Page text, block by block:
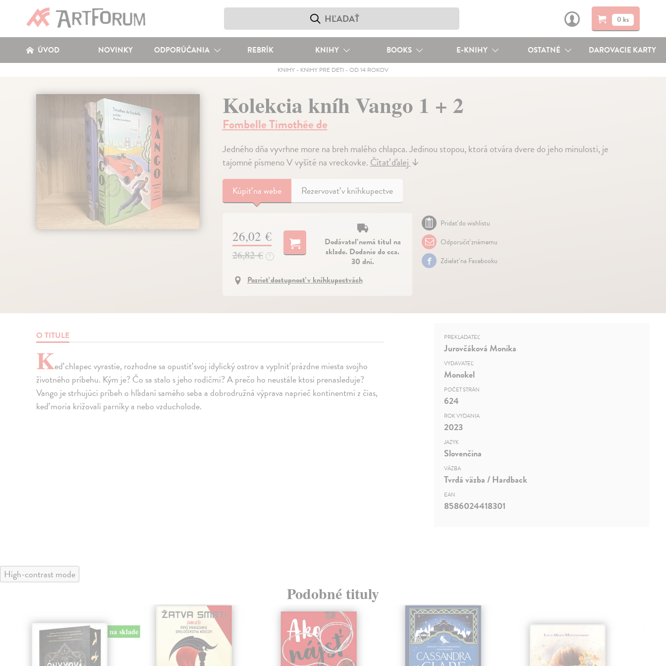
0 ks
ÚVOD NOVINKY ODPORÚČANIA REBRÍK KNIHY BOOKS E-KNIHY OSTATNÉ DAROVACIE KARTY
KNIHY- KNIHY PRE DETI - OD 14 ROKOV
Kolekcia kníh Vango 1 + 2
Fombelle Timothée de
Jedného dňa vyvrhne more na breh malého chlapca. Jedinou stopou, ktorá otvára dvere do jeho minulosti, je
tajomné písmeno V vyšité na vreckovke.Čítať ďalej↓
Kúpiťna webe Rezervovať v kníhkupectve
26,02 €
26,82 € ?
Dodávateľ nemá titul na
sklade. Dodanie do cca.
30 dní.
Pozrieť dostupnosť v kníhkupectvách
Pridať do wishlistu
Odporučiť známemu
Zdielať na Facebooku
O TITULE
Keď chlapec vyrastie, rozhodne sa opustiť svoj idylický ostrov a vyplniť prázdne miesta svojho
životného príbehu. Kým je? Čo sa stalo s jeho rodičmi? A prečo ho neustále ktosi prenasleduje?
Vango je strhujúci príbeh o hľadaní samého seba a dobrodružná výprava naprieč kontinentmi z čias,
keď moria križovali parníky a nebo vzducholode.
PREKLADATEĽ
Jurovčáková Monika
VYDAVATEĽ
Monokel
POČET STRÁN
624
ROK VYDANIA
2023
JAZYK
Slovenčina
VÄZBA
Tvrdá väzba / Hardback
EAN
8586024418301
High-contrast mode
Podobné tituly
na sklade